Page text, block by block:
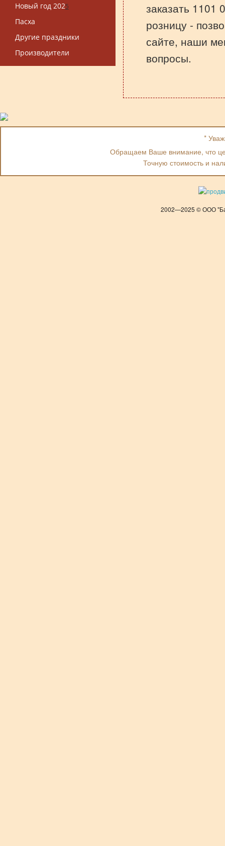
Новый год 2025
Пасха
Другие праздники
Производители
заказать 1101
розницу -
сайте, наши
вопросы.
*
Обращаем Ваше внимание, что
Точную стоимость и
2002—2025 © ООО